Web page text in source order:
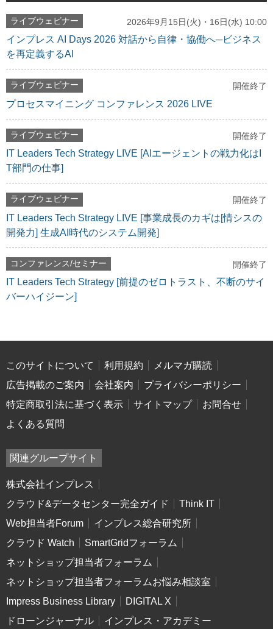
ライブウェビナー 2026年9月15日(火)・16日(水) 10:00
インプレス AI Days 2026 対話から自律・協働へ─ビジネス
を再定義するAI
ライブウェビナー 開催終了
プロセスマイニング コンファレンス 2026 LIVE
ライブウェビナー 開催終了
IT Leaders Tech Strategy LIVE [AIエージェントの戦力化はI
T部門の仕事]
ライブウェビナー 開催終了
IT Leaders Tech Strategy LIVE [事業成長のカギは[情シスの
開発力] 生成AI時代のシステム開発]
コンファレンス/セミナー 開催終了
IT Leaders Tech Strategy [前提のゼロトラスト、不断のサイ
バーハイジーン]
このサイトについて 利用規約
メルマガ購読
広告掲載のご案内
会社案内
プライバシーポリシー
特定商取引法に基づく表示
サイトマップ
お問合せ
よくある質問
関連グループサイト
株式会社インプレス
クラウド&データセンター完全ガイド
Think IT
Web担当者Forum
インプレス総合研究所
クラウド Watch
SmartGridフォーラム
ネットショップ担当者フォーラム
ネットショップ担当者フォーラムお悩み相談室
Impress Business Library
DIGITAL X
ドローンジャーナル
インプレス・アカデミー